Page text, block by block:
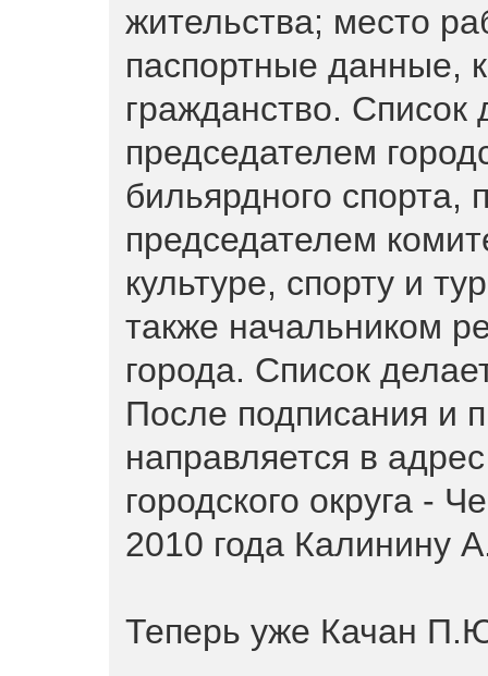
жительства; место
паспортные данные,
гражданство.
председателем
бильярдного спорта,
председателем
культуре, спорту и
также начальником
города. Список
После подписания и
направляется в
городского округа -
2010 года Калинину
Теперь уже Качан